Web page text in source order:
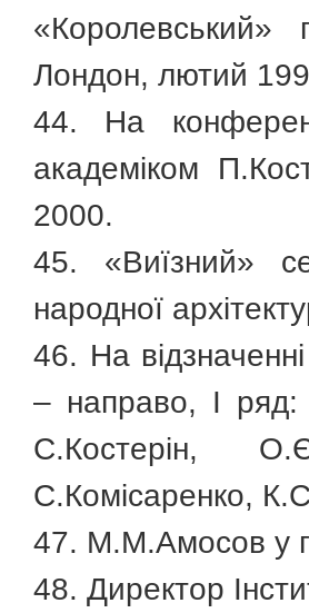
Лондон, лютий
44. На
академіком
2000.
45. «Виїзний»
народної
46. На
– направо, І ряд:
С.Костерін,
С.Комісаренко,
47. М.М.Амосов у
48. Директор